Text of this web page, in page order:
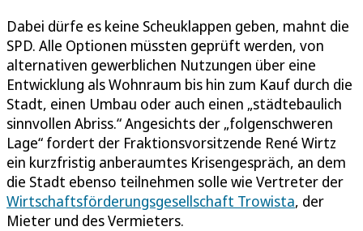
Dabei dürfe es keine Scheuklappen geben, mahnt die
SPD. Alle Optionen müssten geprüft werden, von
alternativen gewerblichen Nutzungen über eine
Entwicklung als Wohnraum bis hin zum Kauf durch die
Stadt, einen Umbau oder auch einen „städtebaulich
sinnvollen Abriss.“ Angesichts der „folgenschweren
Lage“ fordert der Fraktionsvorsitzende René Wirtz
ein kurzfristig anberaumtes Krisengespräch, an dem
die Stadt ebenso teilnehmen solle wie Vertreter der
Wirtschaftsförderungsgesellschaft Trowista, der
Mieter und des Vermieters.